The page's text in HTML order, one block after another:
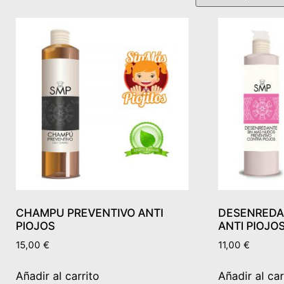
CHAMPU PREVENTIVO ANTI
PIOJOS
15,00€
Añadir al carrito
ANTI
11,00€
Añadir al